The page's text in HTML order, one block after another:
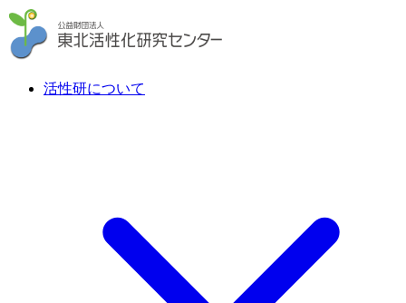
活性研について